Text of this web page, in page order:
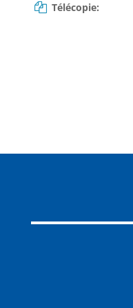
Télécopie: